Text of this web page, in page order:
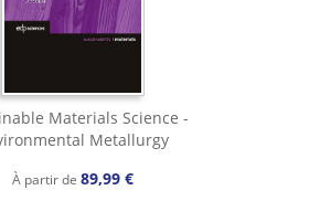
Materials Science -
Metallurgy
À partir de 89,99 €